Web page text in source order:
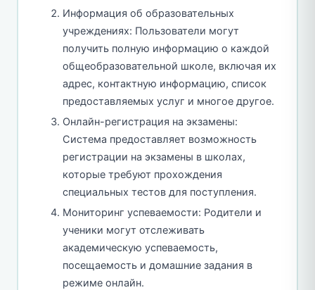
Информация об образовательных
учреждениях: Пользователи могут
получить полную информацию о каждой
общеобразовательной школе, включая их
адрес, контактную информацию, список
предоставляемых услуг и многое другое.
Онлайн-регистрация на экзамены:
Система предоставляет возможность
регистрации на экзамены в школах,
которые требуют прохождения
специальных тестов для поступления.
Мониторинг успеваемости: Родители и
ученики могут отслеживать
академическую успеваемость,
посещаемость и домашние задания в
режиме онлайн.